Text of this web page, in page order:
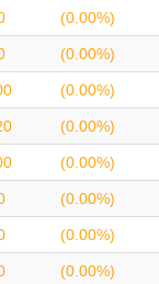
(0.00%)
(0.00%)
(0.00%)
(0.00%)
(0.00%)
(0.00%)
(0.00%)
(0.00%)